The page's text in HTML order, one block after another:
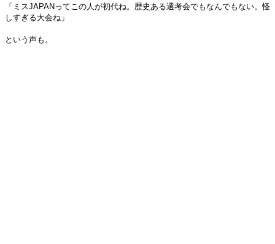
「ミスJAPANってこの人が初代ね。歴史ある選考会でもなんでもない。怪
しすぎる大会ね」
という声も。